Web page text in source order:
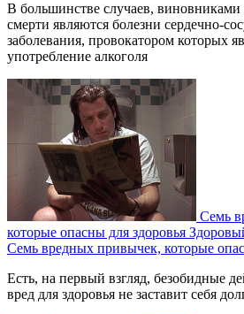
В большинстве случаев,
смерти являются болезни сердечно-
заболевания, провокатором которых
употребление алкоголя
Семь
которые опасны для здоровья
Семь вредных привычек, которые
Есть, на первый взгляд, безобидные
вред для здоровья не заставит себя